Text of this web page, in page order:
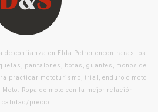
de confianza en Elda Petrer encontraras los
pantalones, botas, guantes, monos de
practicar mototurismo, trial, enduro o moto
Ropa de moto con la mejor relación
calidad/precio.